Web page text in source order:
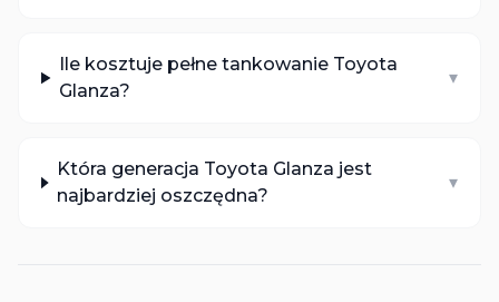
Ile kosztuje pełne tankowanie Toyota
Glanza?
▾
Która generacja Toyota Glanza jest
najbardziej oszczędna?
▾